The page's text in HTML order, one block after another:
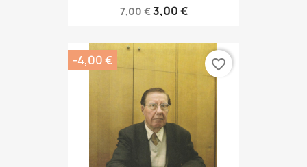
7,00 €3,00 €
-4,00 € favorite_border